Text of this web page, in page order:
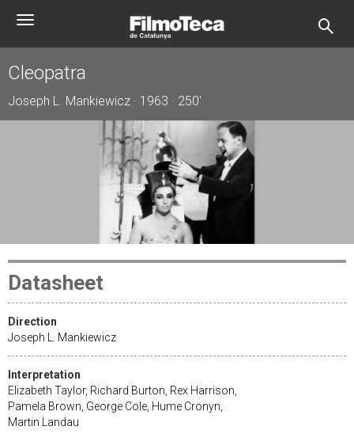
Toggle
Cleopatra
Joseph L. Mankiewicz · 1963 · 250'
Datasheet
Direction
Joseph L. Mankiewicz
Interpretation
Elizabeth Taylor, Richard Burton, Rex Harrison,
Pamela Brown, George Cole, Hume Cronyn,
Martin Landau